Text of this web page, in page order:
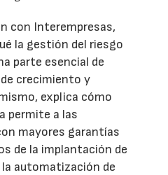
con Interempresas,
la gestión del riesgo
parte esencial de
crecimiento y
explica cómo
permite a las
mayores garantías
de la implantación de
automatización de